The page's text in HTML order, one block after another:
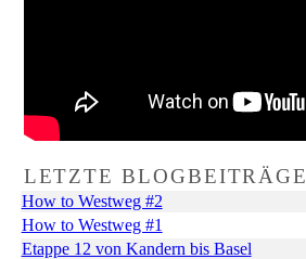
LETZTE BLOGBEITRÄGE
How to Westweg #2
How to Westweg #1
Etappe 12 von Kandern bis Basel